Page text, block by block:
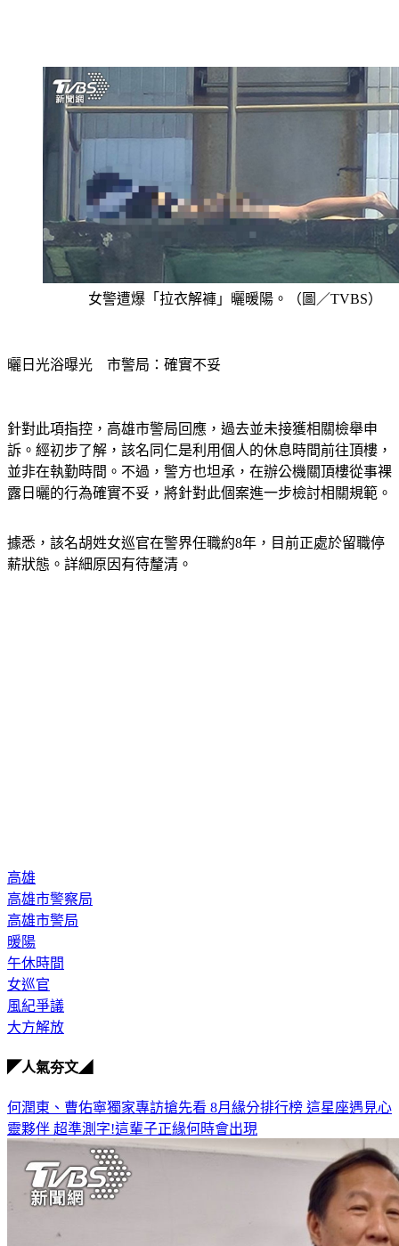
針對此項指控，高雄市警局回應，過去並未接獲相關檢舉申
訴。經初步了解，該名同仁是利用個人的休息時間前往頂樓，
並非在執勤時間。不過，警方也坦承，在辦公機關頂樓從事裸
據悉，該名胡姓女巡官在警界任職約8年，目前正處於留職停
高雄
高雄市警察局
高雄市警局
暖陽
午休時間
女巡官
風紀爭議
何潤東、曹佑寧獨家專訪搶先看8月緣分排行榜 這星座遇見心
超準測字!這輩子正緣何時會出現